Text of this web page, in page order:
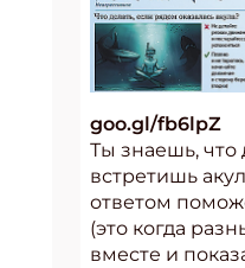
goo.gl/fb6lpZ
Ты знаешь, что
встретишь
ответом
(это когда
вместе и